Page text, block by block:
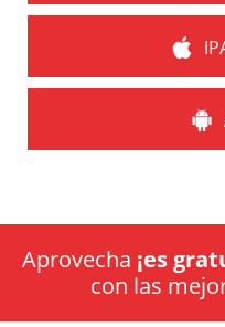
Aprovecha ¡es
con las